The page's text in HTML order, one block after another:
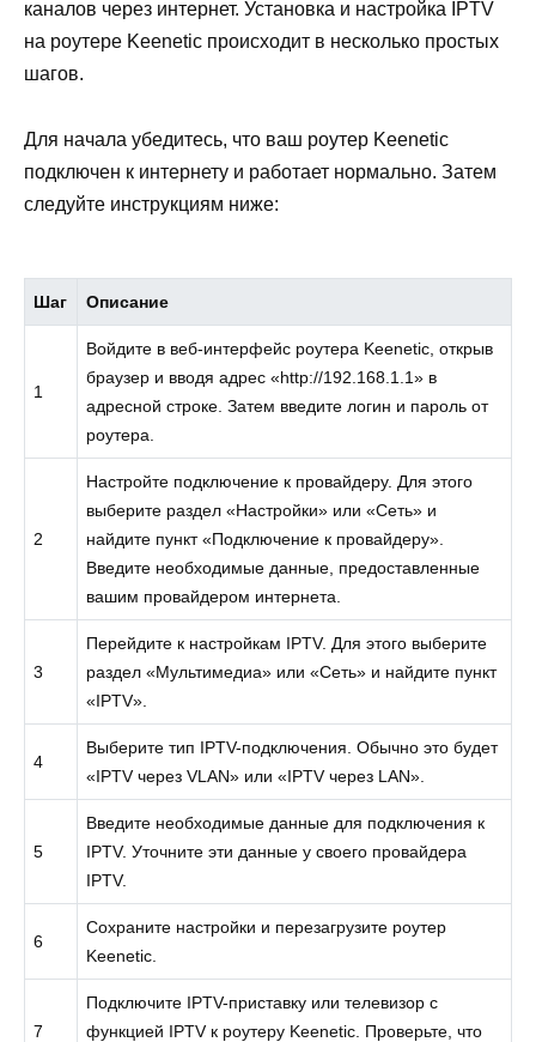
каналов через интернет. Установка и настройка IPTV
на роутере Keenetic происходит в несколько простых
шагов.
Для начала убедитесь, что ваш роутер Keenetic
подключен к интернету и работает нормально. Затем
следуйте инструкциям ниже:
Шаг Описание
1
Войдите в веб-интерфейс роутера Keenetic, открыв
браузер и вводя адрес «http://192.168.1.1» в
адресной строке. Затем введите логин и пароль от
роутера.
2
Настройте подключение к провайдеру. Для этого
выберите раздел «Настройки» или «Сеть» и
найдите пункт «Подключение к провайдеру».
Введите необходимые данные, предоставленные
вашим провайдером интернета.
3
Перейдите к настройкам IPTV. Для этого выберите
раздел «Мультимедиа» или «Сеть» и найдите пункт
«IPTV».
4
Выберите тип IPTV-подключения. Обычно это будет
«IPTV через VLAN» или «IPTV через LAN».
5
Введите необходимые данные для подключения к
IPTV. Уточните эти данные у своего провайдера
IPTV.
6
Сохраните настройки и перезагрузите роутер
Keenetic.
7
Подключите IPTV-приставку или телевизор с
функцией IPTV к роутеру Keenetic. Проверьте, что